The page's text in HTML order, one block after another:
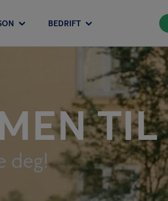
BEDRIFT
deg!